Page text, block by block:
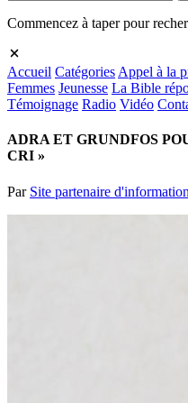
Commencez à taper pour
Accueil Catégories Appel à la
Femmes Jeunesse La Bible
Témoignage Radio Vidéo
ADRA ET GRUNDFOS
CRI »
Par Site partenaire d'information